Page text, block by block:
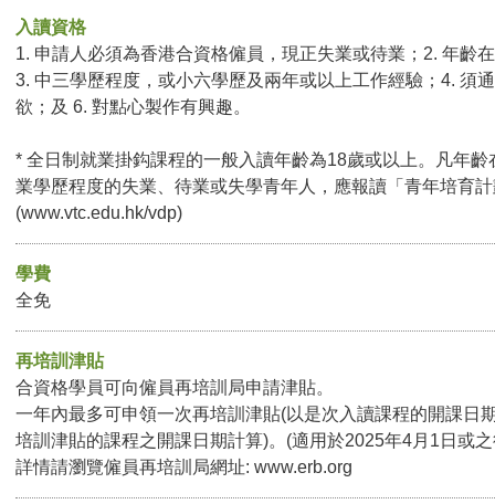
入讀資格
1. 申請人必須為香港合資格僱員，現正失業或待業；2. 年齡
3. 中三學歷程度，或小六學歷及兩年或以上工作經驗；4. 須
欲；及 6. 對點心製作有興趣。
* 全日制就業掛鈎課程的一般入讀年齡為18歲或以上。凡年
業學歷程度的失業、待業或失學青年人，應報讀「青年培育
(www.vtc.edu.hk/vdp)
學費
全免
再培訓津貼
合資格學員可向僱員再培訓局申請津貼。
一年內最多可申領一次再培訓津貼(以是次入讀課程的開課日
培訓津貼的課程之開課日期計算)。(適用於2025年4月1日或
詳情請瀏覽僱員再培訓局網址: www.erb.org